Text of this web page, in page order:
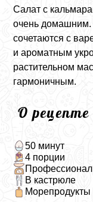
Салат с
очень
сочетаются с
и ароматным
растительном
гармоничным.
О рецепте
50 минут
4 порции
Профессионал
В кастрюле
Морепродукты